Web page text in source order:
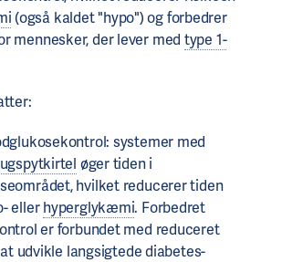
(også kaldet "hypo") og forbedrer
mennesker, der lever med type 1-
systemer med
øger tiden i
hvilket reducerer tiden
ellerhyperglykæmi. Forbedret
er forbundet med reduceret
udvikle langsigtede diabetes-